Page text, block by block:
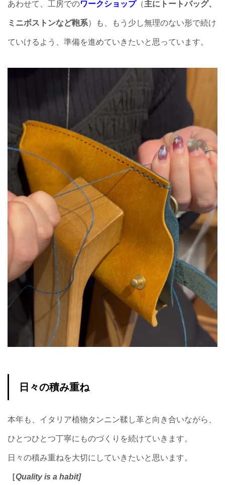
あわせて、工房でのワークショップ（主にトートバッグ、
ミニボストンなど鞄系）も、もう少し無理のない形で続け
ていけるよう、準備を進めていきたいと思っています。
日々の積み重ね
本年も、イタリア植物タンニン鞣し革と向き合いながら、
ひとつひとつ丁寧にものづくりを続けていきます。
日々の積み重ねを大切にしていきたいと思います。
［Quality is a habit]